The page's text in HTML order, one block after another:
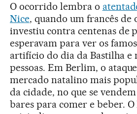
O ocorrido lembra o
Nice, quando um francês
investiu contra centenas de
esperavam para ver os
artifício do dia da Bastilha e
pessoas. Em Berlim, o
mercado natalino mais
da cidade, no que se
bares para comer e beber.